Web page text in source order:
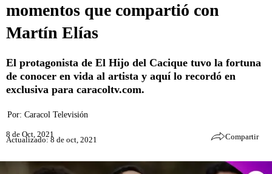
momentos que compartió con
Martín Elías
El protagonista de El Hijo del Cacique tuvo la fortuna
de conocer en vida al artista y aquí lo recordó en
exclusiva para caracoltv.com.
Por: Caracol Televisión
8 de Oct, 2021
Actualizado: 8 de oct, 2021 Compartir